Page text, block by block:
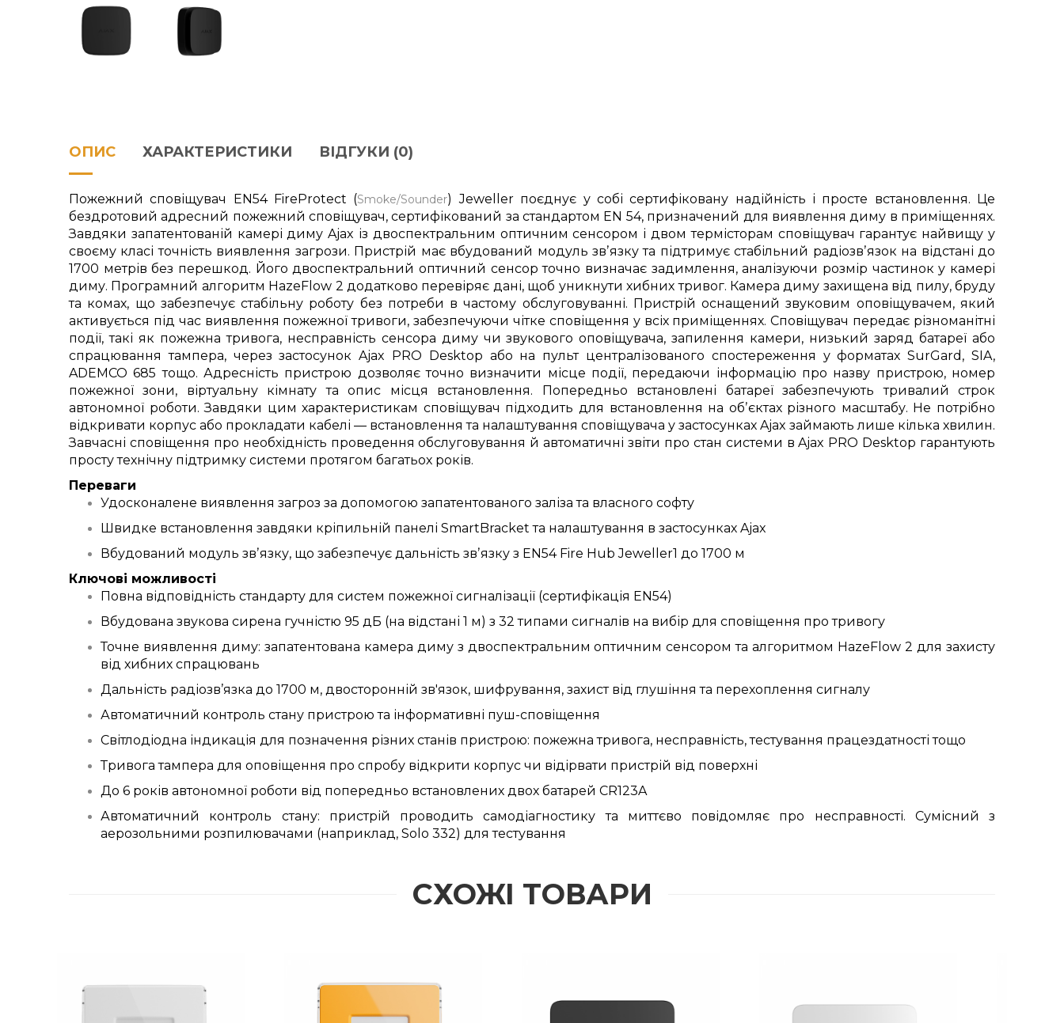
ОПИС ХАРАКТЕРИСТИКИ ВІДГУКИ (0)
Пожежний сповіщувач EN54 FireProtect (Smoke/Sounder) Jeweller поєднує у собі сертифіковану надійність і просте встановлення. Це
бездротовий адресний пожежний сповіщувач, сертифікований за стандартом EN 54, призначений для виявлення диму в приміщеннях.
Завдяки запатентованій камері диму Ajax із двоспектральним оптичним сенсором і двом термісторам сповіщувач гарантує найвищу у
своєму класі точність виявлення загрози. Пристрій має вбудований модуль звʼязку та підтримує стабільний радіозвʼязок на відстані до
1700 метрів без перешкод. Його двоспектральний оптичний сенсор точно визначає задимлення, аналізуючи розмір частинок у камері
диму. Програмний алгоритм HazeFlow 2 додатково перевіряє дані, щоб уникнути хибних тривог. Камера диму захищена від пилу, бруду
та комах, що забезпечує стабільну роботу без потреби в частому обслуговуванні. Пристрій оснащений звуковим оповіщувачем, який
активується під час виявлення пожежної тривоги, забезпечуючи чітке сповіщення у всіх приміщеннях. Сповіщувач передає різноманітні
події, такі як пожежна тривога, несправність сенсора диму чи звукового оповіщувача, запилення камери, низький заряд батареї або
спрацювання тампера, через застосунок Ajax PRO Desktop або на пульт централізованого спостереження у форматах SurGard, SIA,
ADEMCO 685 тощо. Адресність пристрою дозволяє точно визначити місце події, передаючи інформацію про назву пристрою, номер
пожежної зони, віртуальну кімнату та опис місця встановлення. Попередньо встановлені батареї забезпечують тривалий строк
автономної роботи. Завдяки цим характеристикам сповіщувач підходить для встановлення на обʼєктах різного масштабу. Не потрібно
відкривати корпус або прокладати кабелі — встановлення та налаштування сповіщувача у застосунках Ajax займають лише кілька хвилин.
Завчасні сповіщення про необхідність проведення обслуговування й автоматичні звіти про стан системи в Ajax PRO Desktop гарантують
просту технічну підтримку системи протягом багатьох років.
Переваги
Удосконалене виявлення загроз за допомогою запатентованого заліза та власного софту
Швидке встановлення завдяки кріпильній панелі SmartBracket та налаштування в застосунках Ajax
Вбудований модуль звʼязку, що забезпечує дальність звʼязку з EN54 Fire Hub Jeweller1 до 1700 м
Ключові можливості
Повна відповідність стандарту для систем пожежної сигналізації (сертифікація EN54)
Вбудована звукова сирена гучністю 95 дБ (на відстані 1 м) з 32 типами сигналів на вибір для сповіщення про тривогу
Точне виявлення диму: запатентована камера димуз двоспектральним оптичним сенсором та алгоритмом HazeFlow 2 для захисту
від хибних спрацювань
Дальність радіозв’язка до 1700 м, двосторонній зв'язок, шифрування, захист від глушіння та перехоплення сигналу
Автоматичний контроль стану пристрою та інформативні пуш-сповіщення
Світлодіодна індикація для позначення різних станів пристрою: пожежна тривога, несправність, тестування працездатності тощо
Тривога тампера для оповіщення про спробу відкрити корпус чи відірвати пристрій від поверхні
До 6 років автономної роботи від попередньо встановлених двох батарей CR123A
Автоматичний контроль стану: пристрій проводить самодіагностику та миттєво повідомляє про несправності. Сумісний з
аерозольними розпилювачами (наприклад, Solo 332) для тестування
СХОЖІ ТОВАРИ